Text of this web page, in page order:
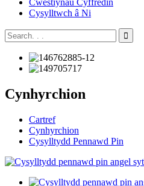
Cwestiynau Cyffredin
Cysylltwch â Ni
Cynhyrchion
Cartref
Cynhyrchion
Cysylltydd Pennawd Pin